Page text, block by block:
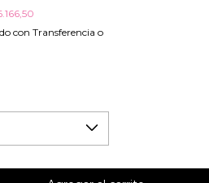
con Transferencia o